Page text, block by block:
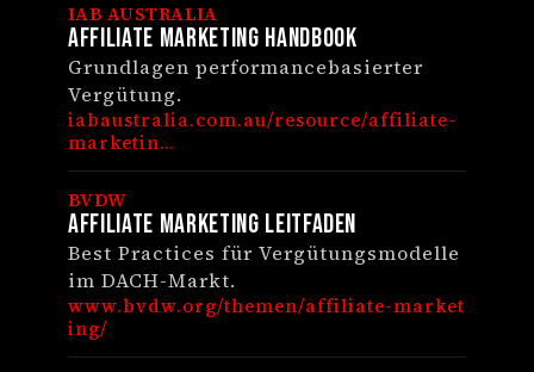
IAB AUSTRALIA
Affiliate Marketing Handbook
Grundlagen performancebasierter
Vergütung.
iabaustralia.com.au/resource/affiliate-
marketin...
BVDW
Affiliate Marketing Leitfaden
Best Practices für Vergütungsmodelle
im DACH-Markt.
www.bvdw.org/themen/affiliate-market
ing/